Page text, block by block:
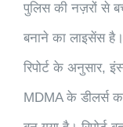
पुलिस की नज़रों से
बनाने का लाइसेंस
रिपोर्ट के अनुसार,
MDMA के डीलर्स